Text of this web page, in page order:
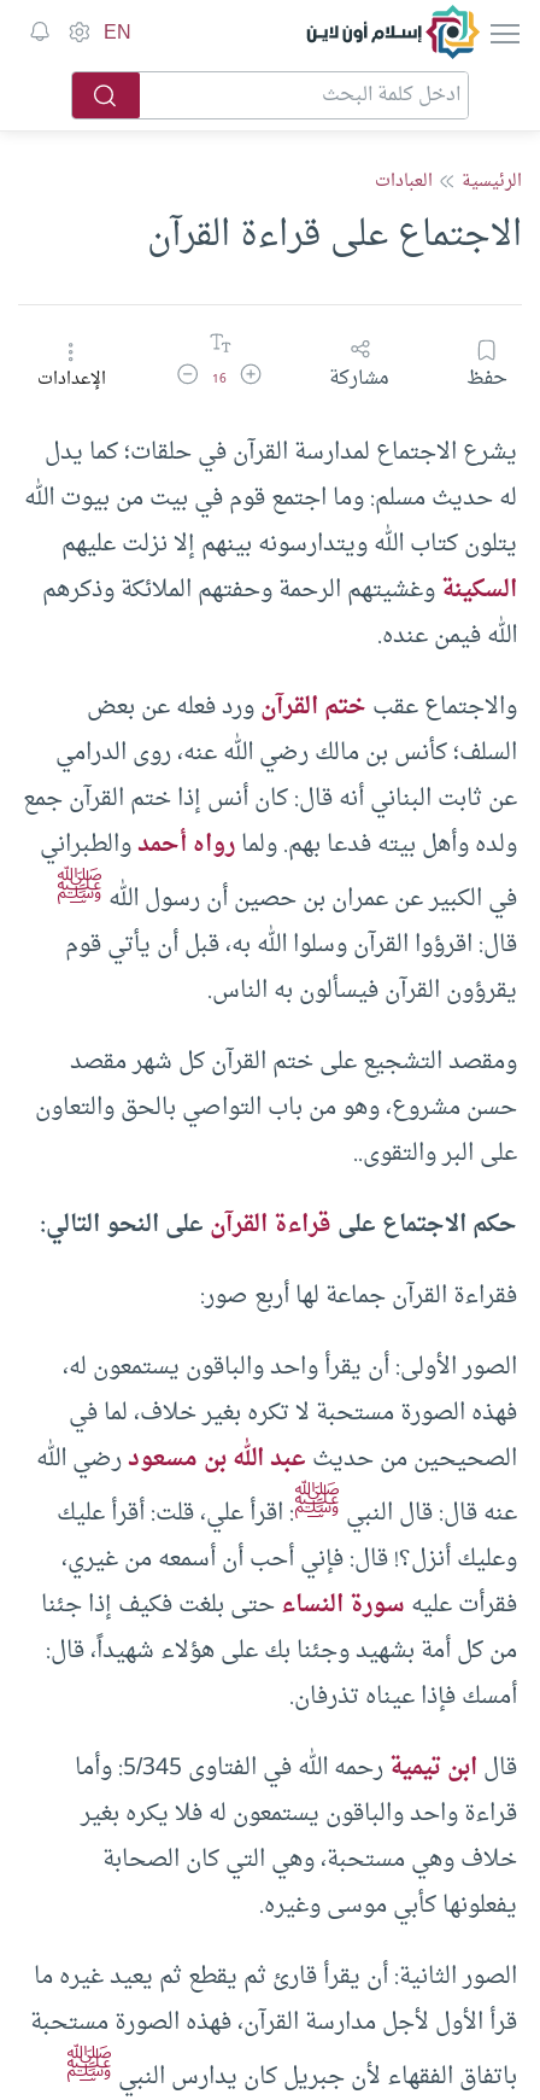
إسلام أون لاين EN
الرئيسية العبادات
الاجتماع على قراءة القرآن
حفظ مشاركة زيادة حجم الخط
16 تقليل حجم الخطالإعدادات
يشرع الاجتماع لمدارسة القرآن في حلقات؛ كما يدل
له حديث مسلم: وما اجتمع قوم في بيت من بيوت الله
يتلون كتاب الله ويتدارسونه بينهم إلا نزلت عليهم
السكينةوغشيتهم الرحمة وحفتهم الملائكة وذكرهم
الله فيمن عنده.
والاجتماع عقبختم القرآنورد فعله عن بعض
السلف؛ كأنس بن مالك رضي الله عنه، روى الدرامي
عن ثابت البناني أنه قال: كان أنس إذا ختم القرآن جمع
ولده وأهل بيته فدعا بهم. ولمارواه أحمدوالطبراني
في الكبير عن عمران بن حصين أن رسول اللهﷺ
قال: اقرؤوا القرآن وسلوا الله به، قبل أن يأتي قوم
يقرؤون القرآن فيسألون به الناس.
ومقصد التشجيع على ختم القرآن كل شهر مقصد
حسن مشروع، وهو من باب التواصي بالحق والتعاون
على البر والتقوى..
حكم الاجتماع علىقراءة القرآنعلى النحو التالي:
فقراءة القرآن جماعة لها أربع صور:
الصور الأولى: أن يقرأ واحد والباقون يستمعون له،
فهذه الصورة مستحبة لا تكره بغير خلاف، لما في
الصحيحين من حديثعبد الله بن مسعودرضي الله
عنه قال: قال النبيﷺ: اقرأ علي، قلت: أقرأ عليك
وعليك أنزل؟! قال: فإني أحب أن أسمعه من غيري،
فقرأت عليهسورة النساءحتى بلغت فكيف إذا جئنا
من كل أمة بشهيد وجئنا بك على هؤلاء شهيداً، قال:
أمسك فإذا عيناه تذرفان.
قالابن تيمية
رحمه الله في الفتاوى 5/345: وأما
قراءة واحد والباقون يستمعون له فلا يكره بغير
خلاف وهي مستحبة، وهي التي كان الصحابة
يفعلونها كأبي موسى وغيره.
الصور الثانية: أن يقرأ قارئ ثم يقطع ثم يعيد غيره ما
قرأ الأول لأجل مدارسة القرآن، فهذه الصورة مستحبة
باتفاق الفقهاء لأن جبريل كان يدارس النبيﷺ